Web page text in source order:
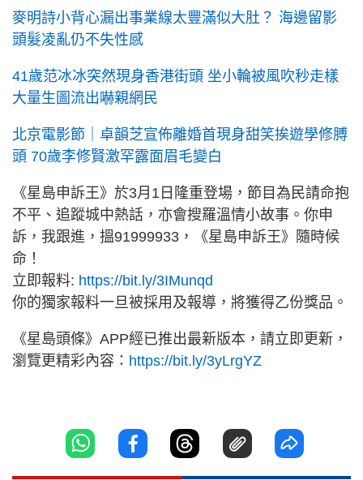
麥明詩小背心漏出事業線太豐滿似大肚？ 海邊留影
頭髮凌亂仍不失性感
41歲范冰冰突然現身香港街頭 坐小輪被風吹秒走樣
大量生圖流出嚇親網民
北京電影節｜卓韻芝宣佈離婚首現身甜笑挨遊學修膊
頭 70歲李修賢激罕露面眉毛變白
《星島申訴王》於3月1日隆重登場，節目為民請命抱
不平、追蹤城中熱話，亦會搜羅溫情小故事。你申
訴，我跟進，搵91999933，《星島申訴王》隨時候
命！
立即報料: https://bit.ly/3IMunqd
你的獨家報料一旦被採用及報導，將獲得乙份獎品。
《星島頭條》APP經已推出最新版本，請立即更新，
瀏覽更精彩內容： https://bit.ly/3yLrgYZ